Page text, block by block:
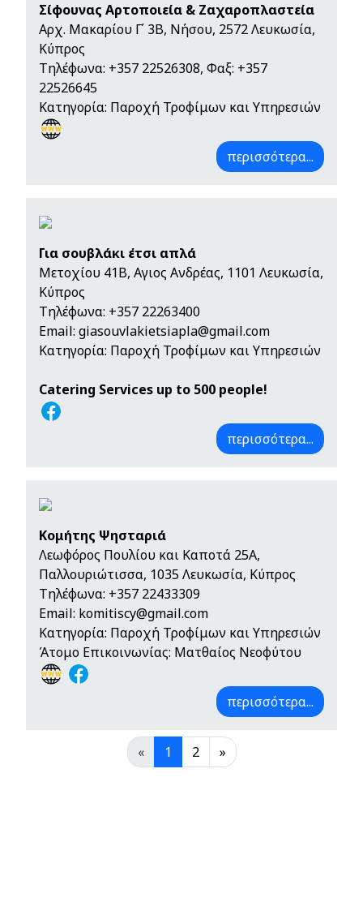
Σίφουνας Αρτοποιεία & Ζαχαροπλαστεία
Αρχ. Μακαρίου Γ΄ 3Β, Νήσου, 2572 Λευκωσία,
Κύπρος
Τηλέφωνα: +357 22526308, Φαξ: +357
22526645
Κατηγορία: Παροχή Τροφίμων και Υπηρεσιών
περισσότερα...
Για σουβλάκι έτσι απλά
Μετοχίου 41Β, Αγιος Ανδρέας, 1101 Λευκωσία,
Κύπρος
Τηλέφωνα: +357 22263400
Email: giasouvlakietsiapla@gmail.com
Κατηγορία: Παροχή Τροφίμων και Υπηρεσιών
Catering Services up to 500 people!
περισσότερα...
Κομήτης Ψησταριά
Λεωφόρος Πουλίου και Καποτά 25A,
Παλλουριώτισσα, 1035 Λευκωσία, Κύπρος
Τηλέφωνα: +357 22433309
Email: komitiscy@gmail.com
Κατηγορία: Παροχή Τροφίμων και Υπηρεσιών
Άτομο Επικοινωνίας: Ματθαίος Νεοφύτου
περισσότερα...
« 1 2 »